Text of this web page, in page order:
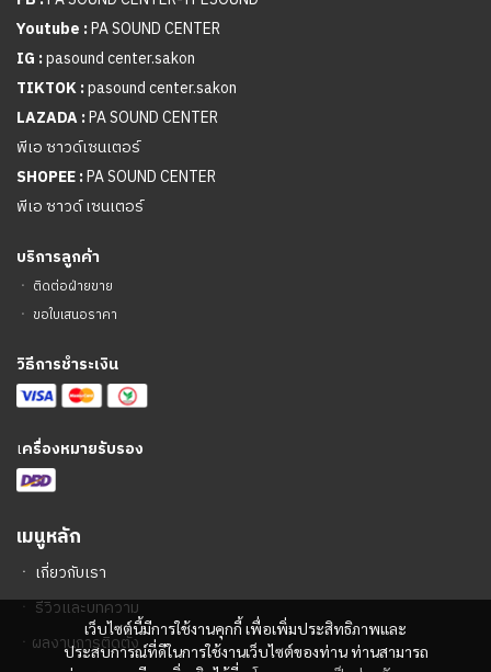
เว็บไซต์นี้มีการใช้งานคุกกี้ เพื่อเพิ่มประสิทธิภาพและ
ประสบการณ์ที่ดีในการใช้งานเว็บไซต์ของท่าน ท่านสามารถ
Youtube :PA SOUND CENTER
IG :pasound center.sakon
TIKTOK :pasound center.sakon
LAZADA :PA SOUND CENTER
พีเอ ซาวด์เซนเตอร์
SHOPEE :PA SOUND CENTER
พีเอ ซาวด์ เซนเตอร์
บริการลูกค้า
ㆍ ติดต่อฝ่ายขาย
ㆍ ขอใบเสนอราคา
วิธีการชำระเงิน
เครื่องหมายรับรอง
เมนูหลัก
ㆍ เกี่ยวกับเรา
ㆍรีวิวและบทความ
ㆍ ผลงานการติดตั้ง